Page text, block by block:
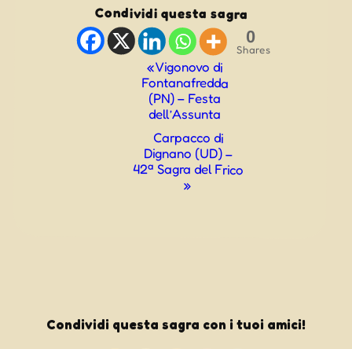
Condividi questa sagra
0
Shares
«Vigonovo di
Fontanafredda
(PN) – Festa
dell’Assunta
Carpacco di
Dignano (UD) –
42ª Sagra del Frico
»
Condividi questa sagra con i tuoi amici!